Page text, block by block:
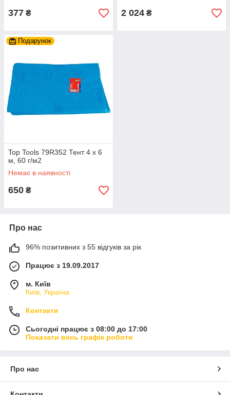
377 ₴ 2 024 ₴
Подарунок
Top Tools 79R352 Тент 4 x 6
м, 60 г/м2
Немає в наявності
650 ₴
Про нас
96% позитивних з 55 відгуків за рік
Працює з 19.09.2017
м. Київ
Київ, Україна
Контакти
Сьогодні працює з 08:00 до 17:00
Показати весь графік роботи
Про нас